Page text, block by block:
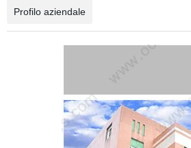
Profilo aziendale